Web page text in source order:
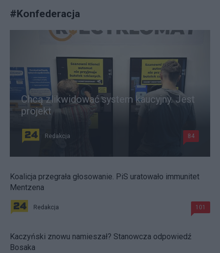
#Konfederacja
Chcą zlikwidować system kaucyjny. Jest
projekt
Redakcja 84
Koalicja przegrała głosowanie. PiS uratowało immunitet
Mentzena
Redakcja 101
Kaczyński znowu namieszał? Stanowcza odpowiedź
Bosaka